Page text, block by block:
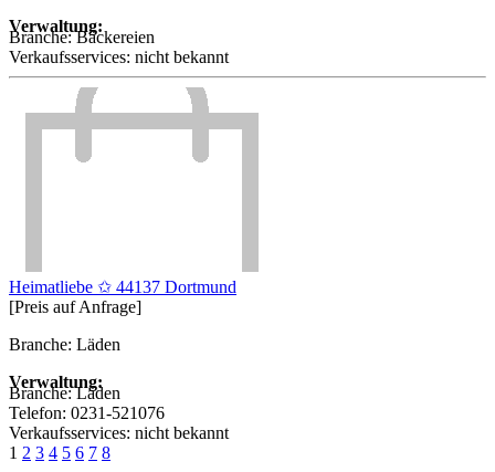
Verwaltung:
Branche:Bäckereien
Verkaufsservices: nicht bekannt
Heimatliebe ✩ 44137 Dortmund
[Preis auf Anfrage]
Branche: Läden
Verwaltung:
Branche:Läden
Telefon: 0231-521076
Verkaufsservices: nicht bekannt
1 2 3 4 5 6 7 8